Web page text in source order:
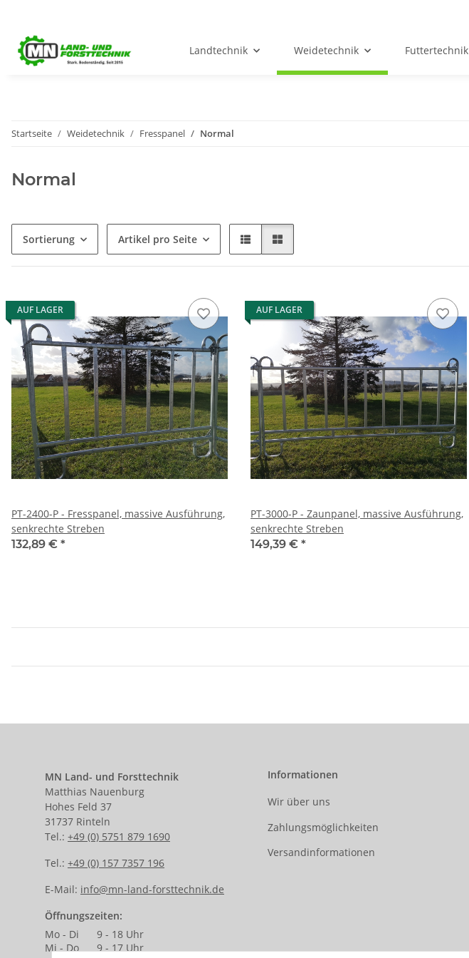
Landtechnik Weidetechnik Futtertechnik
Startseite Weidetechnik Fresspanel Normal
Normal
Sortierung Artikel pro Seite
AUF LAGER
PT-2400-P - Fresspanel, massive Ausführung,
senkrechte Streben
132,89 € *
AUF LAGER
PT-3000-P - Zaunpanel, massive Ausführung,
senkrechte Streben
149,39 € *
MN Land- und Forsttechnik
Matthias Nauenburg
Hohes Feld 37
31737 Rinteln
Tel.: +49 (0) 5751 879 1690
Tel.: +49 (0) 157 7357 196
E-Mail: info@mn-land-forsttechnik.de
Öffnungszeiten:
Mo - Di
9 - 18 Uhr
Mi - Do
9 - 17 Uhr
Informationen
Wir über uns
Zahlungsmöglichkeiten
Versandinformationen